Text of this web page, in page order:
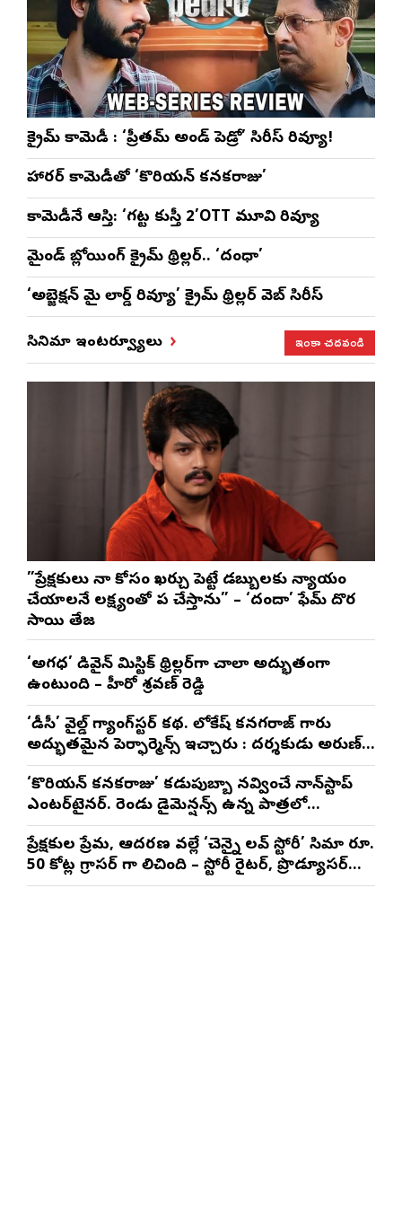
క్రైమ్ కామెడీ : ‘ప్రీతమ్ అండ్ పెడ్రో’ సిరీస్ రివ్యూ!
హారర్ కామెడీతో ‘కొరియన్ కనకరాజు’
కామెడీనే ఆస్తి: ‘గట్ట కుస్తీ 2’OTT మూవి రివ్యూ
మైండ్ బ్లోయింగ్ క్రైమ్ థ్రిల్లర్.. ‘దంధా’
‘అబ్జెక్ష‌న్ మై లార్డ్ రివ్యూ’ క్రైమ్ థ్రిల్ల‌ర్ వెబ్ సిరీస్
సినిమా ఇంటర్వ్యూలు ఇంకా చదవండి
”ప్రేక్షకులు నా కోసం ఖర్చు పెట్టే డబ్బులకు న్యాయం
చేయాలనే లక్ష్యంతో పని చేస్తాను” – ‘దందా’ ఫేమ్ దొర
సాయి తేజ
‘అగధ’ డివైన్ మిస్టిక్ థ్రిల్లర్‌గా చాలా అద్భుతంగా
ఉంటుంది – హీరో శ్రవణ్ రెడ్డి
‘డీసీ’ వైల్డ్ గ్యాంగ్‌స్టర్ కథ. లోకేష్ కనగరాజ్ గారు
అద్భుతమైన పెర్ఫార్మెన్స్ ఇచ్చారు : దర్శకుడు అరుణ్
మాథేశ్వరన్
‘కొరియన్ కనకరాజు’ కడుపుబ్బా నవ్వించే నాన్‌స్టాప్
ఎంటర్‌టైనర్. రెండు డైమెన్షన్స్ ఉన్న పాత్రలో
నటించడం చాలా సంతృప్తినిచ్చింది : వరుణ్ తేజ్
ప్రేక్షకుల ప్రేమ, ఆదరణ వల్లే ‘చెన్నై లవ్ స్టోరీ’ సినిమా రూ.
50 కోట్ల గ్రాసర్ గా నిలిచింది – స్టోరీ రైటర్, ప్రొడ్యూసర్
సాయి రాజేష్